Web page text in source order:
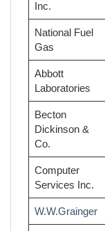
Inc.
National Fuel
Gas
Abbott
Laboratories
Becton
Dickinson &
Co.
Computer
Services Inc.
W.W.Grainger